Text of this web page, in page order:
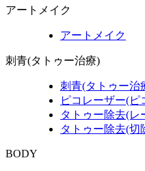
アートメイク
アートメイク
刺青(タトゥー治療)
刺青(タトゥー治
ピコレーザー(ピ
タトゥー除去(レ
タトゥー除去(切
BODY